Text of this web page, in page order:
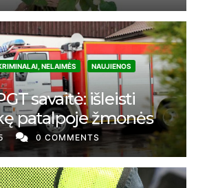
NELAIMĖS
NAUJIENOS
savaitė: išleisti
patalpoje žmonės
0 COMMENTS